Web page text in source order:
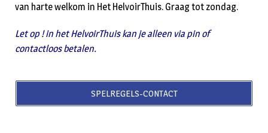
van harte welkom in Het HelvoirThuis. Graag tot zondag.
Let op ! in het HelvoirThuis kan je alleen via pin of
contactloos betalen.
SPELREGELS-CONTACT